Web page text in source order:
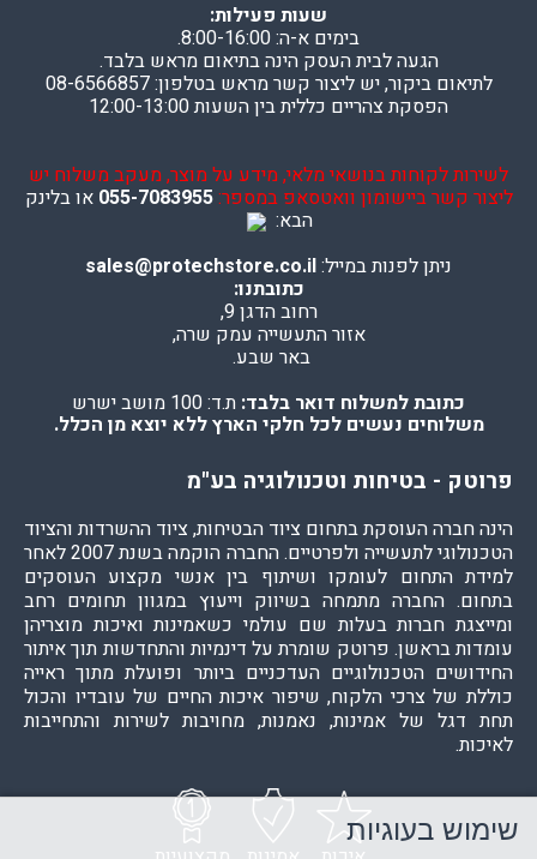
שעות פעילות:
בימים א-ה: 8:00-16:00.
הגעה לבית העסק הינה בתיאום מראש בלבד.
לתיאום ביקור, יש ליצור קשר מראש בטלפון: 08-6566857
הפסקת צהריים כללית בין השעות 12:00-13:00
לשירות לקוחות בנושאי מלאי, מידע על מוצר, מעקב משלוח יש
ליצור קשר ביישומון וואטסאפ במספר:055-7083955 או בלינק
הבא:
ניתן לפנות במייל:sales@protechstore.co.il
כתובתנו:
רחוב הדגן 9,
אזור התעשייה עמק שרה,
באר שבע.
כתובת למשלוח דואר בלבד: ת.ד: 100 מושב ישרש
משלוחים נעשים לכל חלקי הארץ ללא יוצא מן הכלל.
פרוטק - בטיחות וטכנולוגיה בע"מ
הינה חברה העוסקת בתחום ציוד הבטיחות, ציוד ההשרדות והציוד
הטכנולוגי לתעשייה ולפרטיים. החברה הוקמה בשנת 2007 לאחר
למידת התחום לעומקו ושיתוף בין אנשי מקצוע העוסקים
בתחום. החברה מתמחה בשיווק וייעוץ במגוון תחומים רחב
ומייצגת חברות בעלות שם עולמי כשאמינות ואיכות מוצריהן
עומדות בראשן. פרוטק שומרת על דינמיות והתחדשות תוך איתור
החידושים הטכנולוגיים העדכניים ביותר ופועלת מתוך ראייה
כוללת של צרכי הלקוח, שיפור איכות החיים של עובדיו והכול
תחת דגל של אמינות, נאמנות, מחויבות לשירות והתחייבות
לאיכות.
שימוש בעוגיות